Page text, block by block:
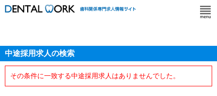
中途採用求人の検索
その条件に一致する中途採用求人はありませんでした。